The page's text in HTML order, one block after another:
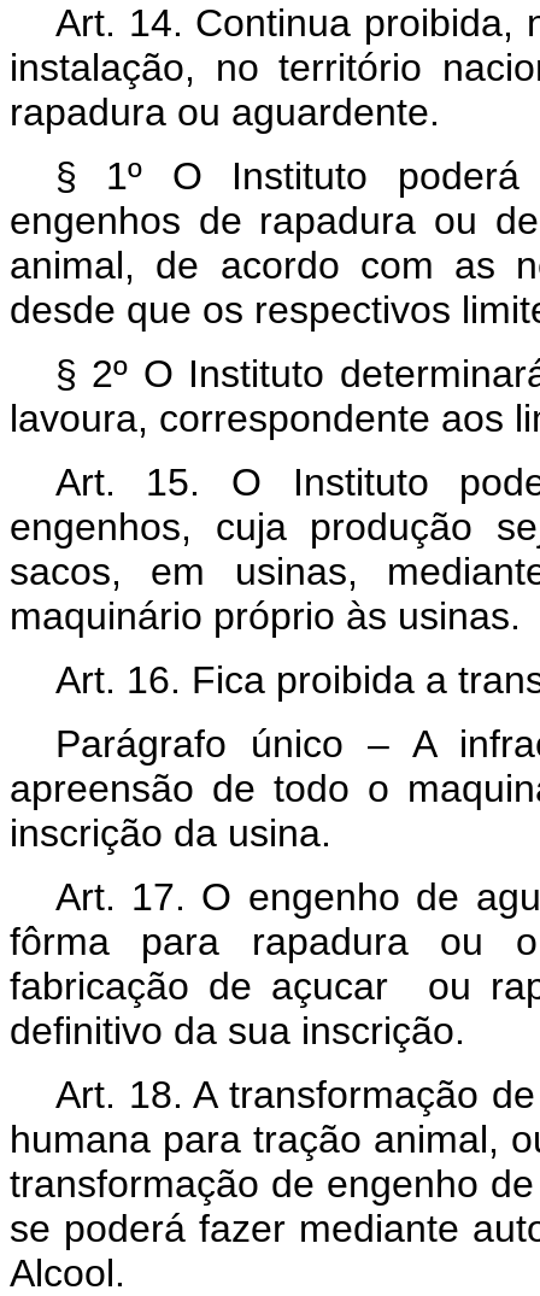
Art. 14. Continua proibida,
instalação, no território
rapadura ou aguardente.
§ 1º O Instituto poderá
engenhos de rapadura ou
animal, de acordo com as
desde que os respectivos
§ 2º O Instituto
lavoura, correspondente aos
Art. 15. O Instituto
engenhos, cuja produção
sacos, em usinas,
maquinário próprio às usinas.
Art. 16. Fica proibida a
Parágrafo único – A
apreensão de todo o
inscrição da usina.
Art. 17. O engenho de
fôrma para rapadura ou
fabricação de açucar ou
definitivo da sua inscrição.
Art. 18. A transformação
humana para tração animal,
transformação de engenho
se poderá fazer mediante
Alcool.